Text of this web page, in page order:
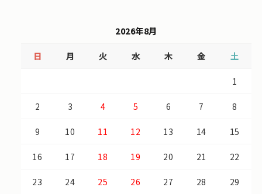
2026年8月
日 月 火 水 木 金 土
1
2 3 4 5 6 7 8
9 10 11 12 13 14 15
16 17 18 19 20 21 22
23 24 25 26 27 28 29